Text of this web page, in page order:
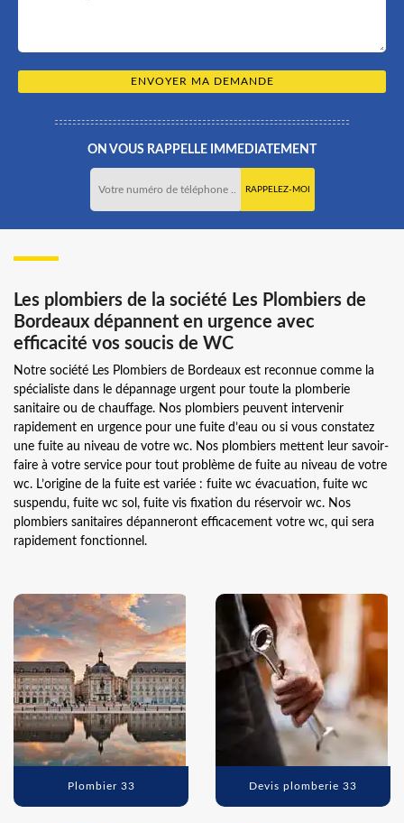
ON VOUS RAPPELLE IMMEDIATEMENT
Les plombiers de la société Les Plombiers de
Bordeaux dépannent en urgence avec
efficacité vos soucis de WC
Notre société Les Plombiers de Bordeaux est reconnue comme la
spécialiste dans le dépannage urgent pour toute la plomberie
sanitaire ou de chauffage. Nos plombiers peuvent intervenir
rapidement en urgence pour une fuite d’eau ou si vous constatez
une fuite au niveau de votre wc. Nos plombiers mettent leur savoir-
faire à votre service pour tout problème de fuite au niveau de votre
wc. L’origine de la fuite est variée : fuite wc évacuation, fuite wc
suspendu, fuite wc sol, fuite vis fixation du réservoir wc. Nos
plombiers sanitaires dépanneront efficacement votre wc, qui sera
rapidement fonctionnel.
Plombier 33 Devis plomberie 33